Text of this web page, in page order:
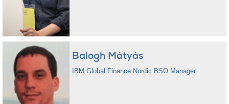
Balogh Mátyás
IBM Global Finance Nordic BSO Manager